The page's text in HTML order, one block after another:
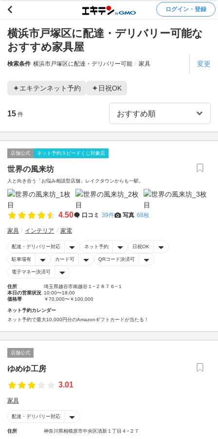
ログイン・登録
横浜市戸塚区に配達・デリバリー可能な
おすすめ家具屋
検索条件 横浜市戸塚区に配達・デリバリー可能 家具 変更
エキテンネット予約 日祝OK
15 件
店舗公式 ネット予約スピードくじ対象店
世界の風来坊
人と向き合う「お悩み相談型店舗」レイクタウンからも一駅。
4.50 口コミ 39件 写真 68枚
家具 インテリア 家電
配達・デリバリー対応 ネット予約 日祝OK
駐車場有 カード可 QRコード決済可
電子マネー決済可
住所
埼玉県越谷市南越谷１−２８７６−１
本日の営業状況 10:00〜18:00
価格帯
￥70,000〜￥100,000
ネット予約カレンダー
ネット予約で最大10,000円分のAmazonギフトカードが当たる！
店舗公式
ゆめゆ工房
3.01
家具
配達・デリバリー対応
住所 神奈川県相模原市中央区清新１丁目４−２７